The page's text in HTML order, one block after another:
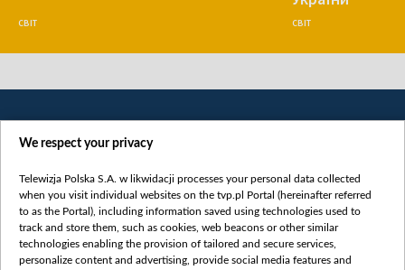
СВІТ СВІТ
Категорії
Новини
We respect your privacy
Telewizja Polska S.A. w likwidacji processes your personal data collected
when you visit individual websites on the tvp.pl Portal (hereinafter referred
to as the Portal), including information saved using technologies used to
track and store them, such as cookies, web beacons or other similar
technologies enabling the provision of tailored and secure services,
personalize content and advertising, provide social media features and